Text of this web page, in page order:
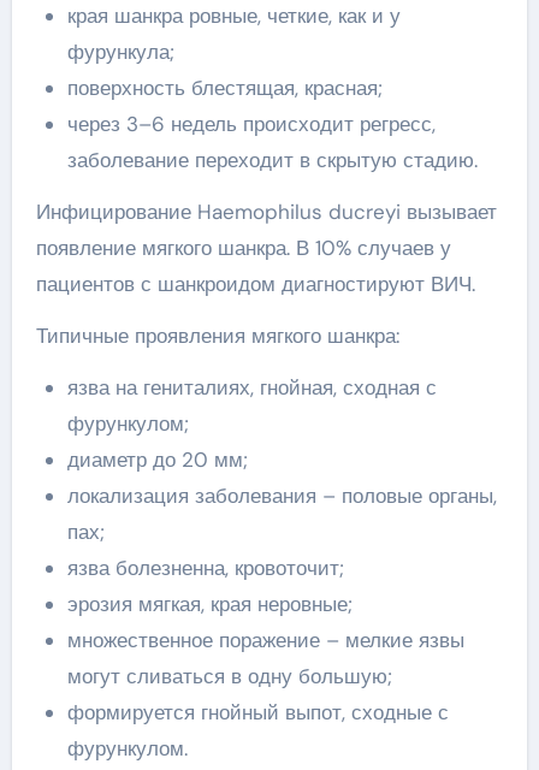
края шанкра ровные, четкие, как и у
фурункула;
поверхность блестящая, красная;
через 3–6 недель происходит регресс,
заболевание переходит в скрытую стадию.
Инфицирование Haemophilus ducreyi вызывает
появление мягкого шанкра. В 10% случаев у
пациентов с шанкроидом диагностируют ВИЧ.
Типичные проявления мягкого шанкра:
язва на гениталиях, гнойная, сходная с
фурункулом;
диаметр до 20 мм;
локализация заболевания – половые органы,
пах;
язва болезненна, кровоточит;
эрозия мягкая, края неровные;
множественное поражение – мелкие язвы
могут сливаться в одну большую;
формируется гнойный выпот, сходные с
фурункулом.